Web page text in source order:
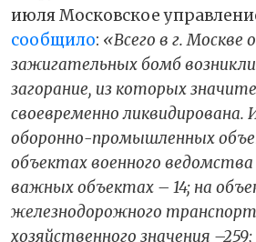
июля Московское
сообщило: «Всего в г. Москве
зажигательных бомб возникли
загорание, из которых
своевременно ликвидирована.
оборонно-промышленных
объектах военного ведомства
важных объектах – 14; на
железнодорожного
хозяйственного значения